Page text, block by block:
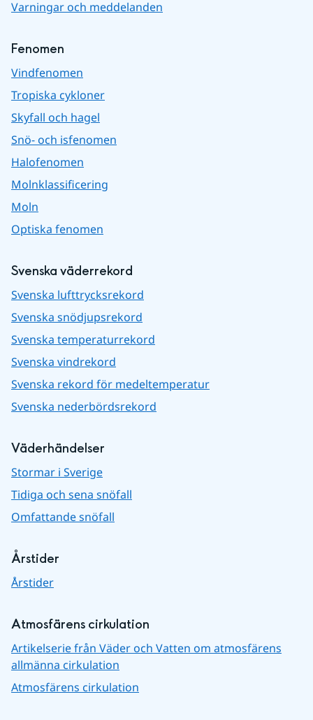
Varningar och meddelanden
Fenomen
Vindfenomen
Tropiska cykloner
Skyfall och hagel
Snö- och isfenomen
Halofenomen
Molnklassificering
Moln
Optiska fenomen
Svenska väderrekord
Svenska lufttrycksrekord
Svenska snödjupsrekord
Svenska temperaturrekord
Svenska vindrekord
Svenska rekord för medeltemperatur
Svenska nederbördsrekord
Väderhändelser
Stormar i Sverige
Tidiga och sena snöfall
Omfattande snöfall
Årstider
Årstider
Atmosfärens cirkulation
Artikelserie från Väder och Vatten om atmosfärens
allmänna cirkulation
Atmosfärens cirkulation